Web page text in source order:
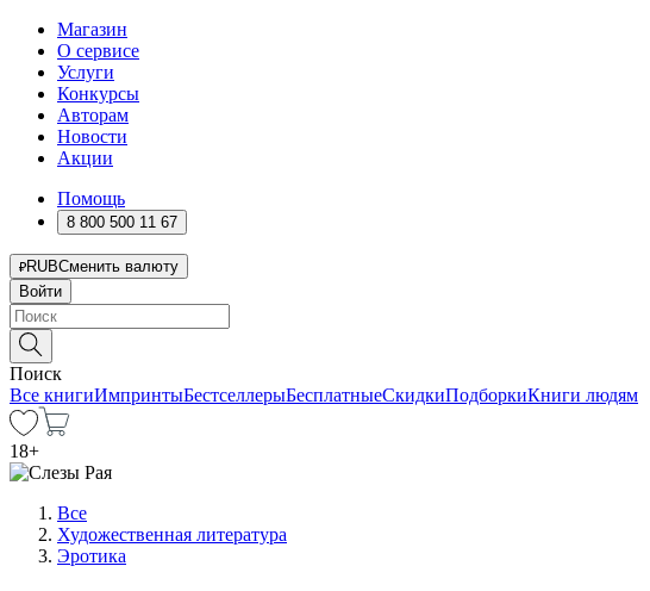
Магазин
О сервисе
Услуги
Конкурсы
Авторам
Новости
Акции
Помощь
8 800 500 11 67
RUBСменить валюту
Войти
Поиск
Все книгиИмпринтыБестселлерыБесплатныеСкидкиПодборкиКниги людям
18+
Все
Художественная литература
Эротика